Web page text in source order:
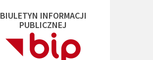
BIULETYN INFORMACJI
PUBLICZNEJ